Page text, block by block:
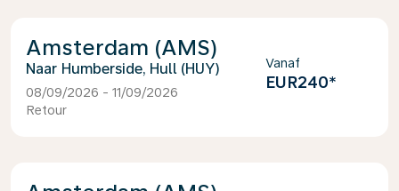
Amsterdam (AMS)
Humberside, Hull (HUY)
08/09/2026 - 11/09/2026
Retour
Vanaf
EUR240*